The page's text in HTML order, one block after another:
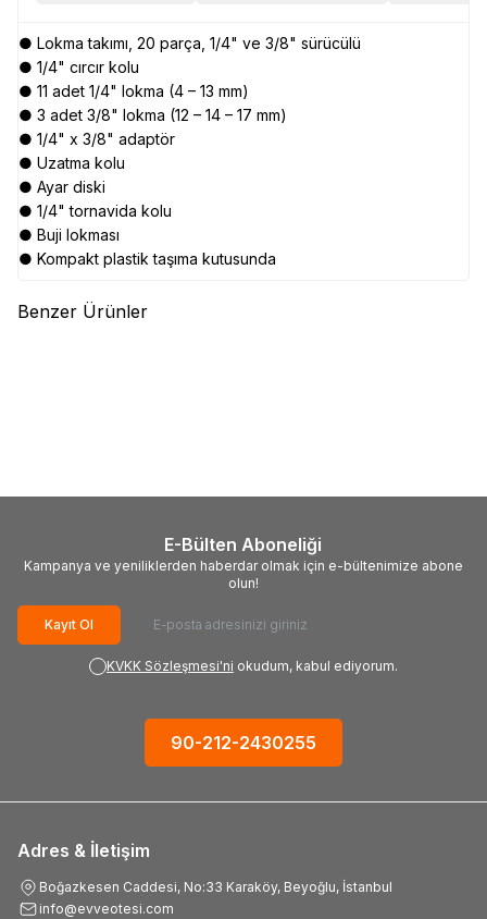
● Lokma takımı, 20 parça, 1/4" ve 3/8" sürücülü
● 1/4" cırcır kolu
● 11 adet 1/4" lokma (4 – 13 mm)
● 3 adet 3/8" lokma (12 – 14 – 17 mm)
● 1/4" x 3/8" adaptör
● Uzatma kolu
● Ayar diski
● 1/4" tornavida kolu
● Buji lokması
● Kompakt plastik taşıma kutusunda
Benzer Ürünler
E-Bülten Aboneliği
Kampanya ve yeniliklerden haberdar olmak için e-bültenimize abone
olun!
Kayıt Ol
KVKK Sözleşmesi'ni okudum, kabul ediyorum.
90-212-2430255
Adres & İletişim
Boğazkesen Caddesi, No:33 Karaköy, Beyoğlu, İstanbul
info@evveotesi.com